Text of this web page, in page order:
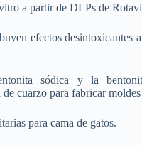
a partir de DLPs de
efectos desintoxicantes
sódica y la
de cuarzo para fabricar
para cama de gatos.